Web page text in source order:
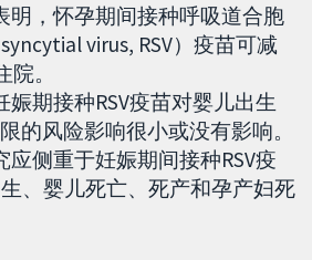
明，怀孕期间接种呼吸道合胞
virus, RSV）疫苗可减
。
娠期接种RSV疫苗对婴儿出生
的风险影响很小或没有影响。
应侧重于妊娠期间接种RSV疫
、婴儿死亡、死产和孕产妇死